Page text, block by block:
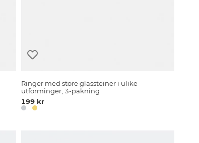
Ringer med store glassteiner i ulike
utforminger, 3-pakning
199 kr